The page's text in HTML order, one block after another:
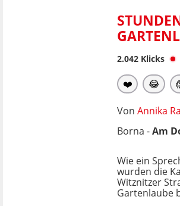
2.042 Klicks
❤️ 😂
Von Annika
Borna -Am
Wie ein
wurden die
Witznitzer
Gartenlaube